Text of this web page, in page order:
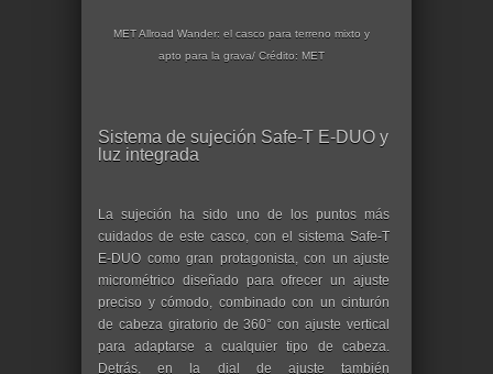
MET Allroad Wander: el casco para terreno mixto y
apto para la grava/ Crédito: MET
Sistema de sujeción Safe-T E-DUO y
luz integrada
La sujeción ha sido uno de los puntos más
cuidados de este casco, con el sistema Safe-T
E-DUO como gran protagonista, con un ajuste
micrométrico diseñado para ofrecer un ajuste
preciso y cómodo, combinado con un cinturón
de cabeza giratorio de 360° con ajuste vertical
para adaptarse a cualquier tipo de cabeza.
Detrás, en la dial de ajuste también